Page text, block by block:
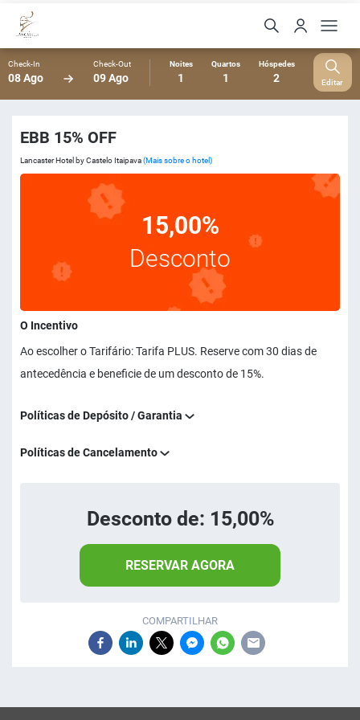
Check-In
08 Ago
Check-Out
09 Ago
Noites
1
Quartos
1
Hóspedes
2 Editar
EBB 15% OFF
Lancaster Hotel by Castelo Itaipava(Mais sobre o hotel)
15,00%
Desconto
O Incentivo
Ao escolher o Tarifário: Tarifa PLUS. Reserve com 30 dias de
antecedência e beneficie de um desconto de 15%.
Políticas de Depósito / Garantia
Políticas de Cancelamento
Desconto de: 15,00%
RESERVAR AGORA
COMPARTILHAR